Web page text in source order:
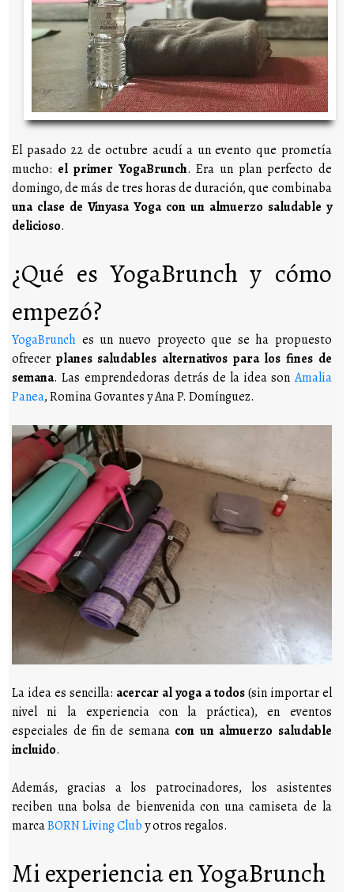
El pasado 22 de octubre acudí a un evento que prometía
mucho: el primer YogaBrunch. Era un plan perfecto de
domingo, de más de tres horas de duración, que combinaba
una clase de Vinyasa Yoga con un almuerzo saludable y
delicioso.
¿Qué es YogaBrunch y cómo
empezó?
YogaBrunch es un nuevo proyecto que se ha propuesto
ofrecer planes saludables alternativos para los fines de
semana. Las emprendedoras detrás de la idea sonAmalia
Panea, Romina Govantes y Ana P. Domínguez.
La idea es sencilla: acercar al yoga a todos(sin importar el
nivel ni la experiencia con la práctica), en eventos
especiales de fin de semana con un almuerzo saludable
incluido.
Además, gracias a los patrocinadores, los asistentes
reciben una bolsa de bienvenida con una camiseta de la
marcaBORN Living Cluby otros regalos.
Mi experiencia en YogaBrunch